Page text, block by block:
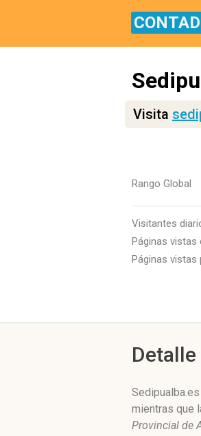
Visita
Rango Global
Visitantes
Páginas vistas
Páginas vistas
mientras que
Provincial de